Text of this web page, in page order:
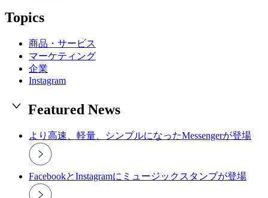
Topics
商品・サービス
マーケティング
企業
Instagram
Featured News
より高速、軽量、シンプルになったMessengerが登場
FacebookとInstagramにミュージックスタンプが登場